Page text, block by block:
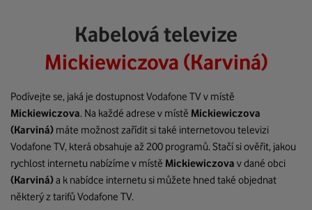
Kabelová televize
Mickiewiczova (Karviná)
Podívejte se, jaká je dostupnost Vodafone TV v místě
Mickiewiczova. Na každé adrese v místě Mickiewiczova
(Karviná) máte možnost zařídit si také internetovou televizi
Vodafone TV, která obsahuje až 200 programů. Stačí si ověřit, jakou
rychlost internetu nabízíme v místě Mickiewiczova v dané obci
(Karviná)a k nabídce internetu si můžete hned také objednat
některý z tarifů Vodafone TV.